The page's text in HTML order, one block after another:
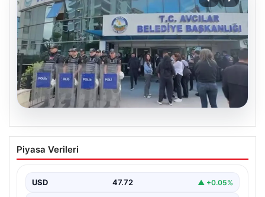
05.08.2026
Avcılar Belediyesi’ne operasyon. 12
şüpheli gözaltına alındı
12 Şüpheli Gözaltına Alındı", "content": "İstanbul'un
önemli ilçelerinden Avcılar'da…
Piyasa Verileri
USD 47.72 ▲ +0.05%